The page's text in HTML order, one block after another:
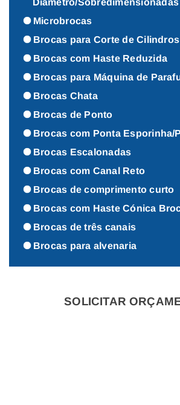
Diâmetro/Sobredimensionadas
Microbrocas
Brocas para Corte de Cilindros
Brocas com Haste Reduzida
Brocas para Máquina de
Brocas Chata
Brocas de Ponto
Brocas com Ponta Esporinha/
Brocas Escalonadas
Brocas com Canal Reto
Brocas de comprimento curto
Brocas com Haste Cónica
Brocas de três canais
Brocas para alvenaria
SOLICITAR